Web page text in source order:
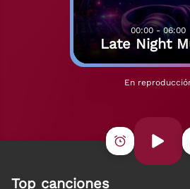
En reproducción